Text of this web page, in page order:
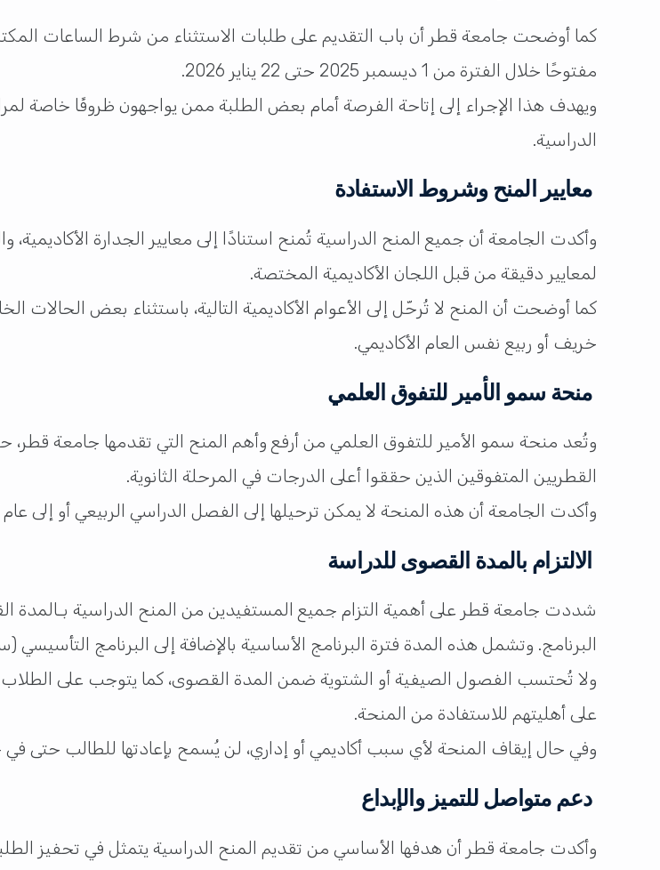
كما أوضحت جامعة قطر أن باب التقديم على طلبات الاستثناء من شرط الساعات
مفتوحًا خلال الفترة من 1 ديسمبر 2025 حتى 22 يناير 2026.
ويهدف هذا الإجراء إلى إتاحة الفرصة أمام بعض الطلبة ممن يواجهون ظروفًا خاصة
الدراسية.
معايير المنح وشروط الاستفادة
وأكدت الجامعة أن جميع المنح الدراسية تُمنح استنادًا إلى معايير الجدارة الأكاديمية،
لمعايير دقيقة من قبل اللجان الأكاديمية المختصة.
كما أوضحت أن المنح لا تُرحّل إلى الأعوام الأكاديمية التالية، باستثناء بعض
خريف أو ربيع نفس العام الأكاديمي.
منحة سمو الأمير للتفوق العلمي
وتُعد منحة سمو الأمير للتفوق العلمي من أرفع وأهم المنح التي تقدمها جامعة
القطريين المتفوقين الذين حققوا أعلى الدرجات في المرحلة الثانوية.
وأكدت الجامعة أن هذه المنحة لا يمكن ترحيلها إلى الفصل الدراسي الربيعي أو إلى عام
الالتزام بالمدة القصوى للدراسة
شددت جامعة قطر على أهمية التزام جميع المستفيدين من المنح الدراسية بـالمدة
البرنامج. وتشمل هذه المدة فترة البرنامج الأساسية بالإضافة إلى البرنامج التأسيسي
ولا تُحتسب الفصول الصيفية أو الشتوية ضمن المدة القصوى، كما يتوجب على
على أهليتهم للاستفادة من المنحة.
وفي حال إيقاف المنحة لأي سبب أكاديمي أو إداري، لن يُسمح بإعادتها للطالب حتى
دعم متواصل للتميز والإبداع
وأكدت جامعة قطر أن هدفها الأساسي من تقديم المنح الدراسية يتمثل في تحفيز